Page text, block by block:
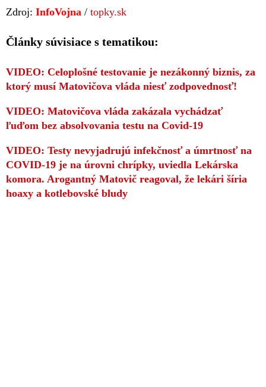
Zdroj: InfoVojna / topky.sk
Články súvisiace s tematikou:
VIDEO: Celoplošné testovanie je nezákonný biznis, za
ktorý musí Matovičova vláda niesť zodpovednosť!
VIDEO: Matovičova vláda zakázala vychádzať
ľuďom bez absolvovania testu na Covid-19
VIDEO: Testy nevyjadrujú infekčnosť a úmrtnosť na
COVID-19 je na úrovni chrípky, uviedla Lekárska
komora. Arogantný Matovič reagoval, že lekári šíria
hoaxy a kotlebovské bludy